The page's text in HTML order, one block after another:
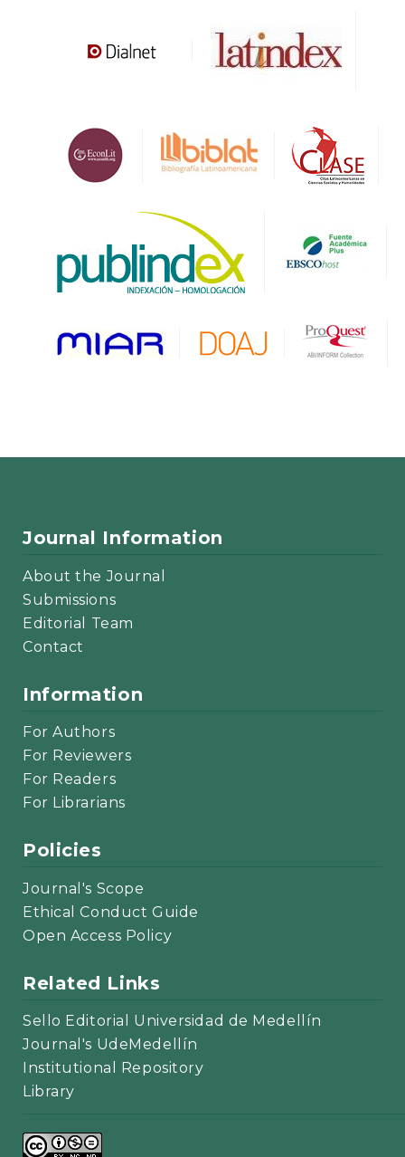
Journal Information
About the Journal
Submissions
Editorial Team
Contact
Information
For Authors
For Reviewers
For Readers
For Librarians
Policies
Journal's Scope
Ethical Conduct Guide
Open Access Policy
Related Links
Sello Editorial Universidad de Medellín
Journal's UdeMedellín
Institutional Repository
Library